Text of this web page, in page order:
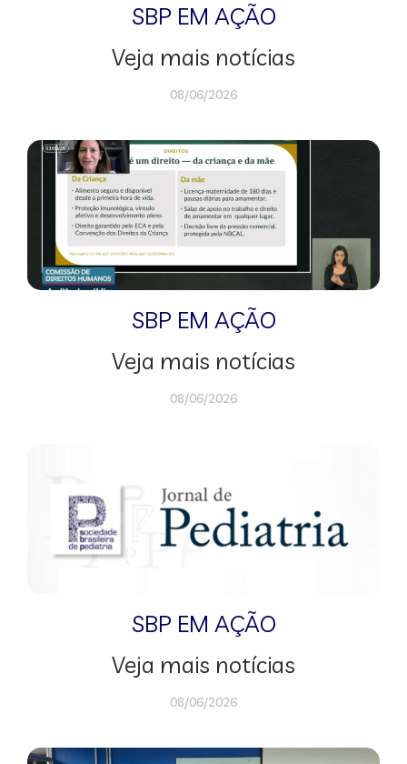
SBP EM AÇÃO
Veja mais notícias
08/06/2026
SBP EM AÇÃO
Veja mais notícias
08/06/2026
SBP EM AÇÃO
Veja mais notícias
08/06/2026